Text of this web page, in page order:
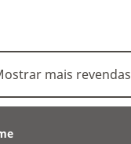
mais revendas